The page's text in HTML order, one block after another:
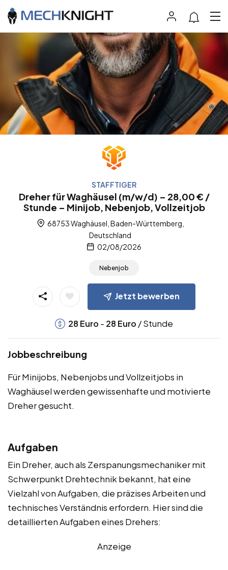
STAFFTIGER
Dreher für Waghäusel (m/w/d) – 28,00 € /
Stunde – Minijob, Nebenjob, Vollzeitjob
68753 Waghäusel, Baden-Württemberg,
Deutschland
02/08/2026
Nebenjob
Jetzt bewerben
28 Euro - 28 Euro / Stunde
Jobbeschreibung
Für Minijobs, Nebenjobs und Vollzeitjobs in
Waghäusel werden gewissenhafte und motivierte
Dreher gesucht.
Aufgaben
Ein Dreher, auch als Zerspanungsmechaniker mit
Schwerpunkt Drehtechnik bekannt, hat eine
Vielzahl von Aufgaben, die präzises Arbeiten und
technisches Verständnis erfordern. Hier sind die
detaillierten Aufgaben eines Drehers:
Anzeige